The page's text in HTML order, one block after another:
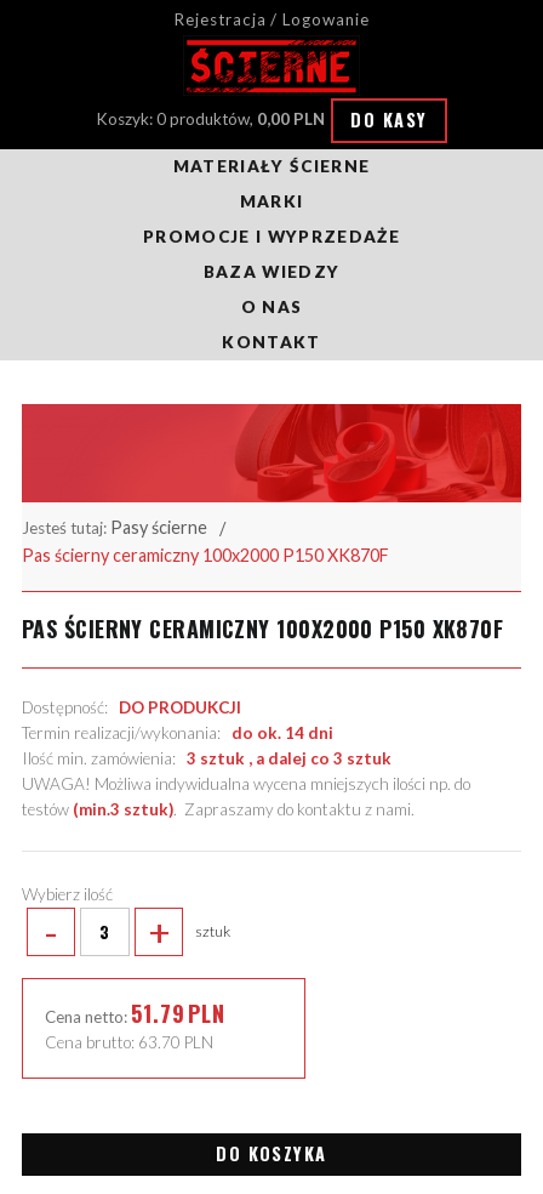
Rejestracja / Logowanie
Koszyk: 0 produktów, 0,00 PLN DO KASY
MATERIAŁY ŚCIERNE
MARKI
PROMOCJE I WYPRZEDAŻE
BAZA WIEDZY
O NAS
KONTAKT
Jesteś tutaj: Pasy ścierne
Pas ścierny ceramiczny 100x2000 P150 XK870F
PAS ŚCIERNY CERAMICZNY 100X2000 P150 XK870F
Dostępność: DO PRODUKCJI
Termin realizacji/wykonania: do ok. 14 dni
Ilość min. zamówienia: 3 sztuk , a dalej co 3 sztuk
UWAGA! Możliwa indywidualna wycena mniejszych ilości np. do
testów (min.3 sztuk). Zapraszamy do kontaktu z nami.
Wybierz ilość
- + sztuk
Cena netto: 51.79PLN
Cena brutto: 63.70 PLN
DO KOSZYKA